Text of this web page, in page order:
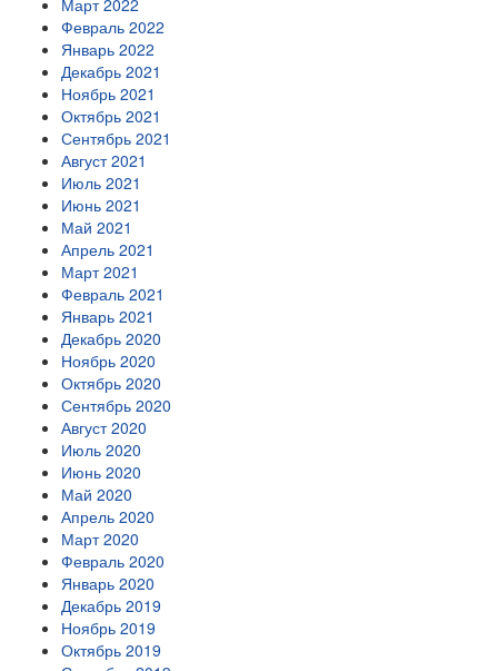
Март 2022
Февраль 2022
Январь 2022
Декабрь 2021
Ноябрь 2021
Октябрь 2021
Сентябрь 2021
Август 2021
Июль 2021
Июнь 2021
Май 2021
Апрель 2021
Март 2021
Февраль 2021
Январь 2021
Декабрь 2020
Ноябрь 2020
Октябрь 2020
Сентябрь 2020
Август 2020
Июль 2020
Июнь 2020
Май 2020
Апрель 2020
Март 2020
Февраль 2020
Январь 2020
Декабрь 2019
Ноябрь 2019
Октябрь 2019